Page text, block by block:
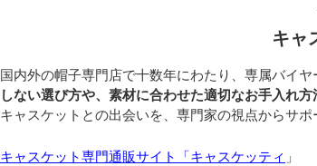
キャ
国内外の帽子専門店で十数年にわたり、専属バイ
しない選び方や、素材に合わせた適切なお手入れ方
キャスケットとの出会いを、専門家の視点からサポ
キャスケット専門通販サイト「キャスケッティ 」